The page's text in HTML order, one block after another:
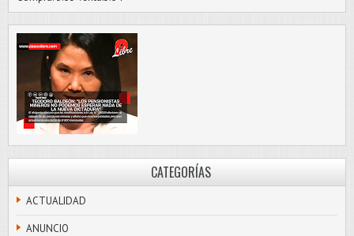
CATEGORÍAS
ACTUALIDAD
ANUNCIO